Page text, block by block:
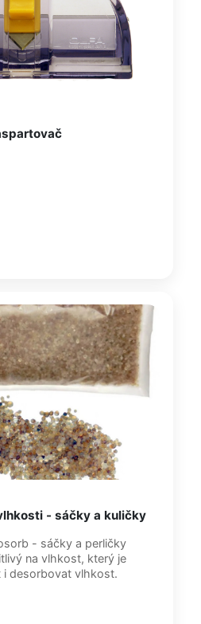
- sáčky a kuličky
- sáčky a perličky
na vlhkost, který je
desorbovat vlhkost.